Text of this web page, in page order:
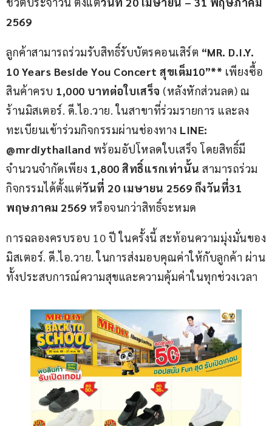
2569
ลูกค้าสามารถร่วมรับสิทธิ์รับบัตรคอนเสิร์ต “MR. D.I.Y.
10 Years Beside You Concert สุขเต็ม10”** เพียงซื้อ
สินค้าครบ 1,000 บาทต่อใบเสร็จ (หลังหักส่วนลด) ณ
ร้านมิสเตอร์. ดี.ไอ.วาย. ในสาขาที่ร่วมรายการ และลง
ทะเบียนเข้าร่วมกิจกรรมผ่านช่องทาง LINE:
@mrdiythailand พร้อมอัปโหลดใบเสร็จ โดยสิทธิ์มี
จำนวนจำกัดเพียง 1,800 สิทธิ์แรกเท่านั้น สามารถร่วม
กิจกรรมได้ตั้งแต่วันที่ 20 เมษายน 2569 ถึงวันที่31
พฤษภาคม 2569 หรือจนกว่าสิทธิ์จะหมด
การฉลองครบรอบ 10 ปี ในครั้งนี้ สะท้อนความมุ่งมั่นของ
มิสเตอร์. ดี.ไอ.วาย. ในการส่งมอบคุณค่าให้กับลูกค้า ผ่าน
ทั้งประสบการณ์ความสุขและความคุ้มค่าในทุกช่วงเวลา